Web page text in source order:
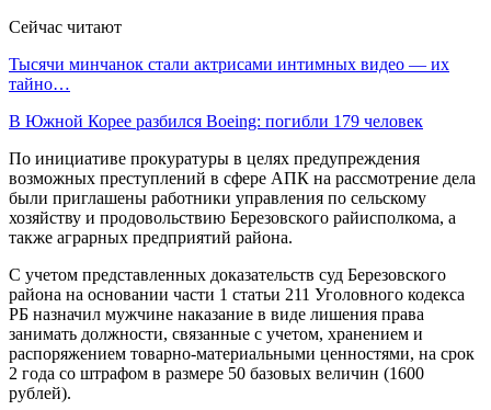
Сейчас читают
Тысячи минчанок стали актрисами интимных видео — их
тайно…
В Южной Корее разбился Boeing: погибли 179 человек
По инициативе прокуратуры в целях предупреждения
возможных преступлений в сфере АПК на рассмотрение дела
были приглашены работники управления по сельскому
хозяйству и продовольствию Березовского райисполкома, а
также аграрных предприятий района.
С учетом представленных доказательств суд Березовского
района на основании части 1 статьи 211 Уголовного кодекса
РБ назначил мужчине наказание в виде лишения права
занимать должности, связанные с учетом, хранением и
распоряжением товарно-материальными ценностями, на срок
2 года со штрафом в размере 50 базовых величин (1600
рублей).